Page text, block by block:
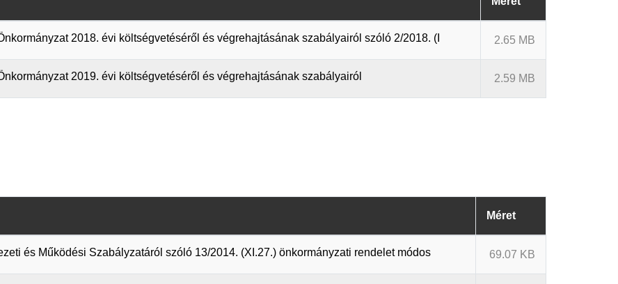
2018. évi költségvetéséről és végrehajtásának szabályairól szóló 2/2018. (I 2.65 MB
2019. évi költségvetéséről és végrehajtásának szabályairól 2.59 MB
Méret
és Működési Szabályzatáról szóló 13/2014. (XI.27.) önkormányzati rendelet módos 69.07 KB